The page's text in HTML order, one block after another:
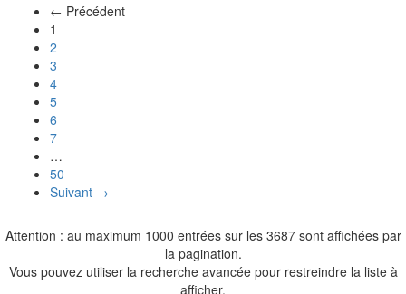
← Précédent
1
2
3
4
5
6
7
…
50
Suivant →
Attention : au maximum 1000 entrées sur les 3687 sont affichées par
la pagination.
Vous pouvez utiliser la recherche avancée pour restreindre la liste à
afficher.